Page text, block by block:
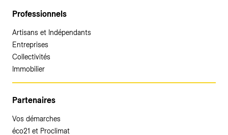
Professionnels
Artisans et Indépendants
Entreprises
Collectivités
Immobilier
Partenaires
Vos démarches
éco21 et Proclimat